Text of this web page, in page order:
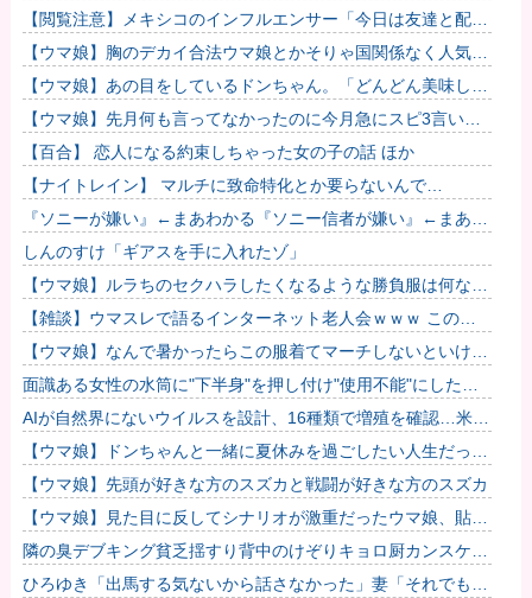
とかある？
【閲覧注意】メキシコのインフルエンサー「今日は友達と配達
員のアルバイトを体験してみるよ！！」←結果・・・
【ウマ娘】胸のデカイ合法ウマ娘とかそりゃ国関係なく人気出
るわな
【ウマ娘】あの目をしているドンちゃん。「どんどん美味しく
実る…♡」
【ウマ娘】先月何も言ってなかったのに今月急にスピ3言い出
したのが怪しいよな。
【百合】 恋人になる約束しちゃった女の子の話 ほか
【ナイトレイン】 マルチに致命特化とか要らないんで…
『ソニーが嫌い』←まあわかる『ソニー信者が嫌い』←まあわ
かる『任天堂信者が嫌い』←まあわかる
しんのすけ「ギアスを手に入れたゾ」
【ウマ娘】ルラちのセクハラしたくなるような勝負服は何なん
だろうね
【雑談】ウマスレで語るインターネット老人会ｗｗｗ この話
題についていけないってマジ…！？
【ウマ娘】なんで暑かったらこの服着てマーチしないといけな
いんだよぉ…
面識ある女性の水筒に"下半身"を押し付け"使用不能"にした疑
い 66歳男を「器物損壊」容疑で逮捕 札幌市 # つ...
AIが自然界にないウイルスを設計、16種類で増殖を確認…米ス
タンフォード大！
【ウマ娘】ドンちゃんと一緒に夏休みを過ごしたい人生だっ
た…
【ウマ娘】先頭が好きな方のスズカと戦闘が好きな方のスズカ
【ウマ娘】見た目に反してシナリオが激重だったウマ娘、貼
る。他
隣の臭デブキング貧乏揺すり背中のけぞりキョロ厨カンスケデ
ブがウザすぎて心が折れそう…他
ひろゆき「出馬する気ないから話さなかった」妻「それでも不